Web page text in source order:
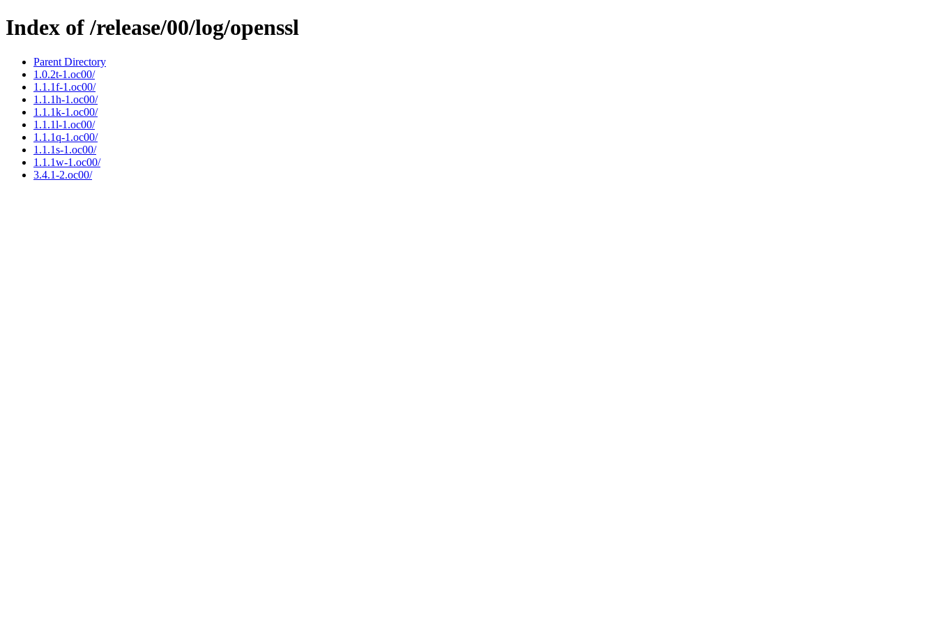
Index of /release/00/log/openssl
Parent Directory
1.0.2t-1.oc00/
1.1.1f-1.oc00/
1.1.1h-1.oc00/
1.1.1k-1.oc00/
1.1.1l-1.oc00/
1.1.1q-1.oc00/
1.1.1s-1.oc00/
1.1.1w-1.oc00/
3.4.1-2.oc00/